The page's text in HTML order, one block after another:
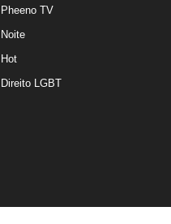
Pheeno TV
Noite
Hot
Direito LGBT